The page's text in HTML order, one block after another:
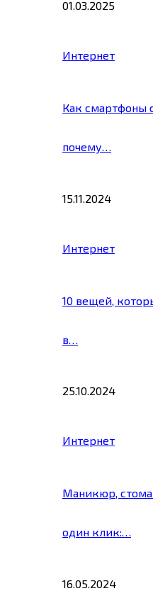
01.03.2025
Интернет
Как смартфоны
почему…
15.11.2024
Интернет
10 вещей,
в…
25.10.2024
Интернет
Маникюр,
один клик:…
16.05.2024